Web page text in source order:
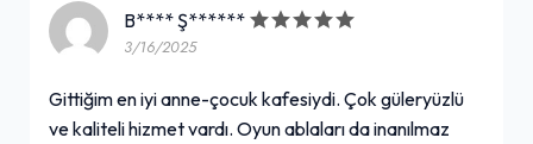
B**** Ş******
3/16/2025
Gittiğim en iyi anne-çocuk kafesiydi. Çok güleryüzlü
ve kaliteli hizmet vardı. Oyun ablaları da inanılmaz